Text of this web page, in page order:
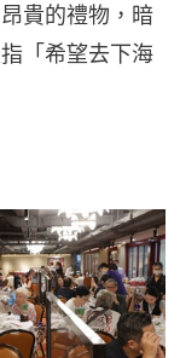
貴的禮物，暗
「希望去下海